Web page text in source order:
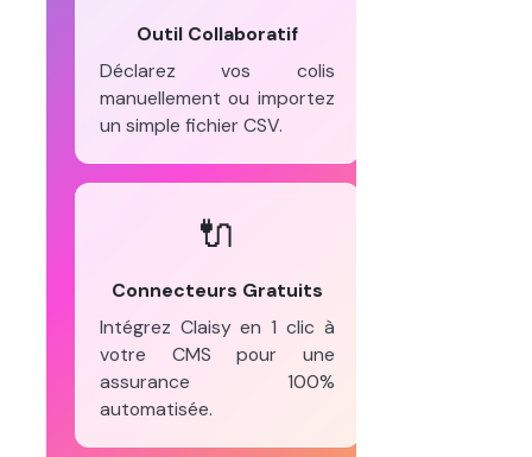
Outil Collaboratif
Déclarez vos colis
manuellement ou importez
un simple fichier CSV.
🔌
Connecteurs Gratuits
Intégrez Claisy en 1 clic à
votre CMS pour une
assurance 100%
automatisée.